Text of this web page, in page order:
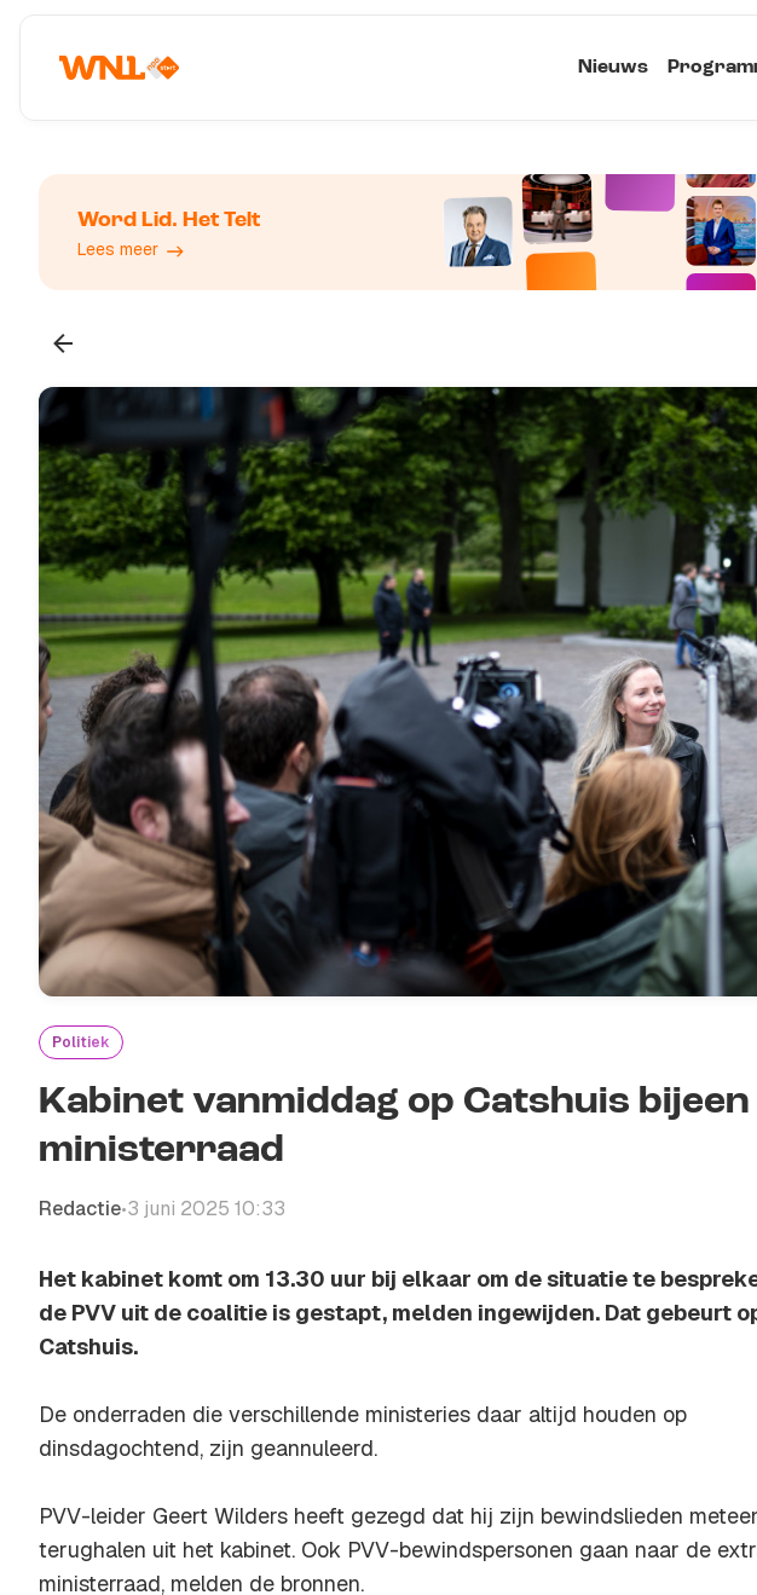
Nieuws
Word Lid. Het Telt
Lees meer
Politiek
Kabinet vanmiddag op Catshuis
ministerraad
Redactie•3 juni 2025 10:33
Het kabinet komt om 13.30 uur bij elkaar om de situatie te
de PVV uit de coalitie is gestapt, melden ingewijden. Dat gebeurt
Catshuis.
De onderraden die verschillende ministeries daar altijd houden op
dinsdagochtend, zijn geannuleerd.
PVV-leider Geert Wilders heeft gezegd dat hij zijn bewindslieden
terughalen uit het kabinet. Ook PVV-bewindspersonen gaan naar de
ministerraad, melden de bronnen.